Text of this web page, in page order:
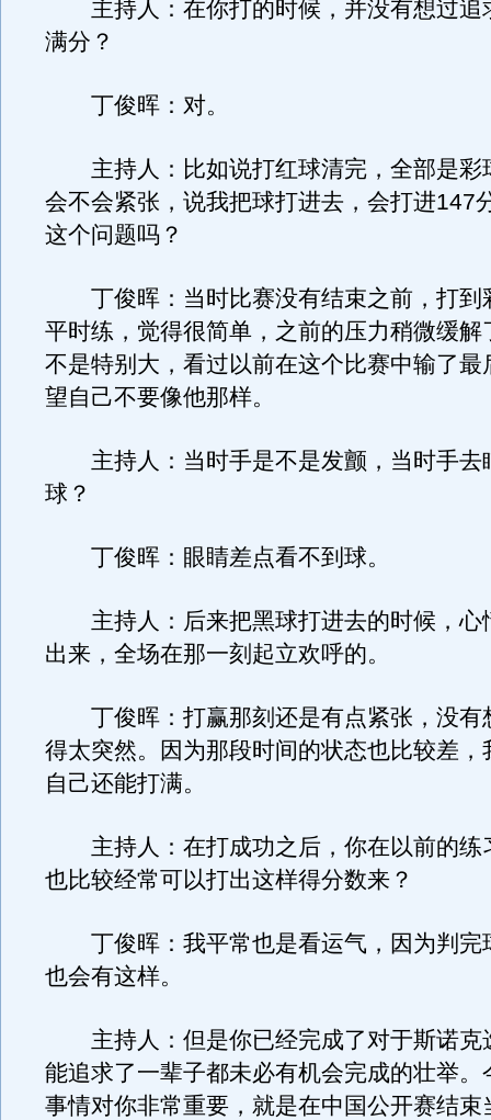
主持人：在你打的时候，并没有想过追
满分？
丁俊晖：对。
主持人：比如说打红球清完，全部是彩
会不会紧张，说我把球打进去，会打进147
这个问题吗？
丁俊晖：当时比赛没有结束之前，打到
平时练，觉得很简单，之前的压力稍微缓解
不是特别大，看过以前在这个比赛中输了最
望自己不要像他那样。
主持人：当时手是不是发颤，当时手去
球？
丁俊晖：眼睛差点看不到球。
主持人：后来把黑球打进去的时候，心
出来，全场在那一刻起立欢呼的。
丁俊晖：打赢那刻还是有点紧张，没有
得太突然。因为那段时间的状态也比较差，
自己还能打满。
主持人：在打成功之后，你在以前的练
也比较经常可以打出这样得分数来？
丁俊晖：我平常也是看运气，因为判完
也会有这样。
主持人：但是你已经完成了对于斯诺克
能追求了一辈子都未必有机会完成的壮举。
事情对你非常重要，就是在中国公开赛结束